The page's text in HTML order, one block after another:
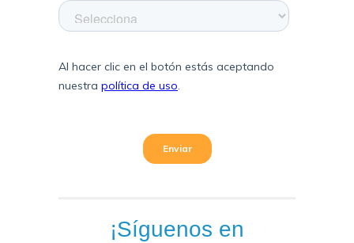
¡Síguenos en